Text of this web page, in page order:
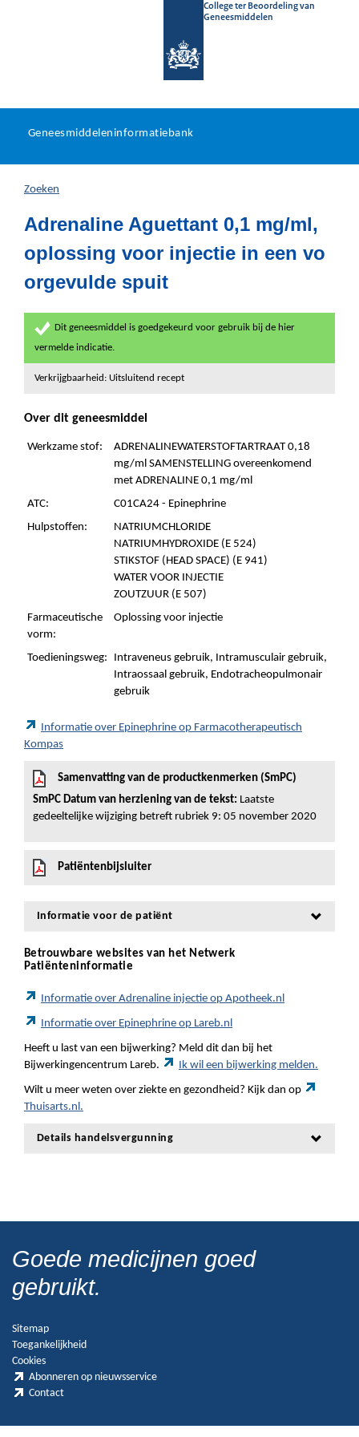
College ter Beoordeling van
Geneesmiddelen
U
hier:
Geneesmiddeleninformatiebank
Zoeken
Adrenaline Aguettant 0,1 mg/ml,
oplossing voor injectie in een vo
orgevulde spuit
Dit geneesmiddel is goedgekeurd voor gebruik bij de hier
vermelde indicatie.
Verkrijgbaarheid: Uitsluitend recept
Over dit geneesmiddel
Werkzame stof:
ADRENALINEWATERSTOFTARTRAAT 0,18
mg/ml SAMENSTELLING overeenkomend
met ADRENALINE 0,1 mg/ml
ATC:
C01CA24 - Epinephrine
Hulpstoffen:
NATRIUMCHLORIDE
NATRIUMHYDROXIDE (E 524)
STIKSTOF (HEAD SPACE) (E 941)
WATER VOOR INJECTIE
ZOUTZUUR (E 507)
Farmaceutische
vorm:
Oplossing voor injectie
Toedieningsweg:
Intraveneus gebruik, Intramusculair gebruik,
Intraossaal gebruik, Endotracheopulmonair
gebruik
Informatie over Epinephrine op Farmacotherapeutisch
Kompas
Samenvatting van de productkenmerken (SmPC)
SmPC Datum van herziening van de tekst: Laatste
gedeeltelijke wijziging betreft rubriek 9: 05 november 2020
Patiëntenbijsluiter
Informatie voor de patiënt
Betrouwbare websites van het Netwerk
Patiënteninformatie
Informatie over Adrenaline injectie op Apotheek.nl
Informatie over Epinephrine op Lareb.nl
Heeft u last van een bijwerking? Meld dit dan bij het
Bijwerkingencentrum Lareb.
Ik wil een bijwerking melden.
Wilt u meer weten over ziekte en gezondheid? Kijk dan op
Thuisarts.nl.
Details handelsvergunning
Goede medicijnen goed
gebruikt.
Sitemap
Toegankelijkheid
Cookies
Abonneren op nieuwsservice
Contact